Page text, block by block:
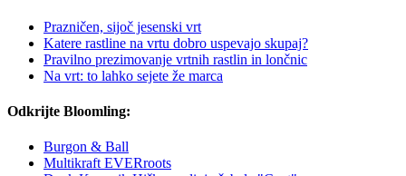
Prazničen, sijoč jesenski vrt
Katere rastline na vrtu dobro uspevajo skupaj?
Pravilno prezimovanje vrtnih rastlin in lončnic
Na vrt: to lahko sejete že marca
Odkrijte Bloomling:
Burgon & Ball
Multikraft EVERroots